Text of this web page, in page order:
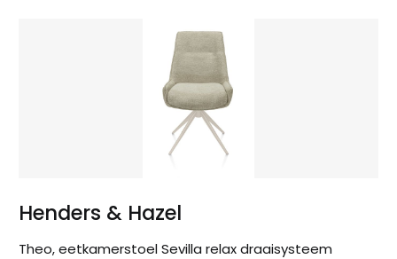
Henders & Hazel
Theo, eetkamerstoel Sevilla relax draaisysteem